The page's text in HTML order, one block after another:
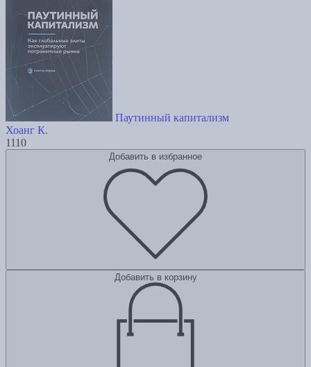
Паутинный капитализм
Хоанг К.
1110
Добавить в избранное
Добавить в корзину